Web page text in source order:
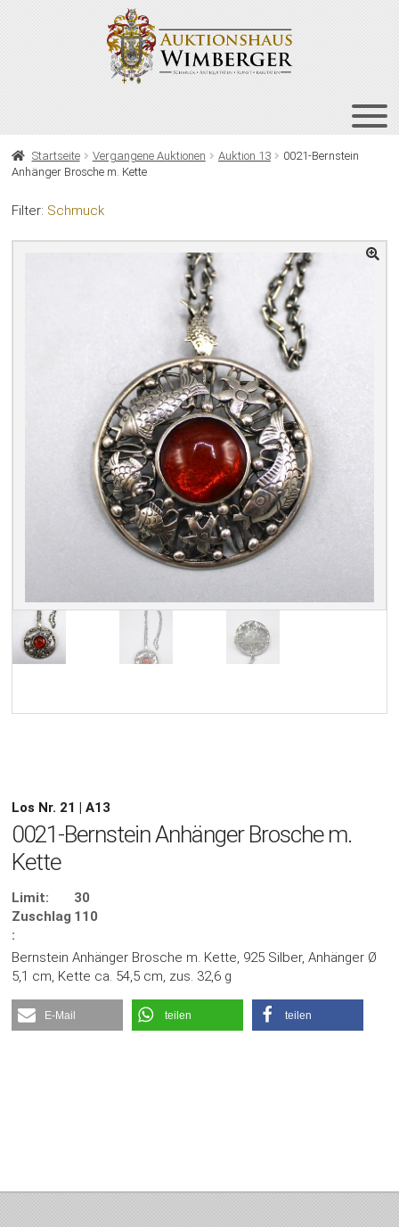
HOME
VERGANGENE AUKTIONEN
Startseite Vergangene Auktionen Auktion 13
0021-Bernstein
Anhänger Brosche m. Kette
Filter: Schmuck
Los Nr. 21 | A13
0021-Bernstein Anhänger Brosche m.
Kette
Limit:
30
Zuschlag
:
110
Bernstein Anhänger Brosche m. Kette, 925 Silber, Anhänger Ø
5,1 cm, Kette ca. 54,5 cm, zus. 32,6 g
E-Mail teilen teilen